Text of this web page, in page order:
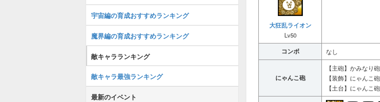
大狂乱ライオン
Lv50
コンボ なし
にゃんこ砲
【主砲】かみなり砲
【装飾】にゃんこ砲
【土台】にゃんこ砲
宇宙編の育成おすすめランキング
魔界編の育成おすすめランキング
敵キャラランキング
敵キャラ最強ランキング
最新のイベント